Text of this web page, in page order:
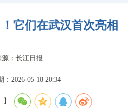
它们在武汉首次亮相
源：长江日报
：2026-05-18 20:34
】